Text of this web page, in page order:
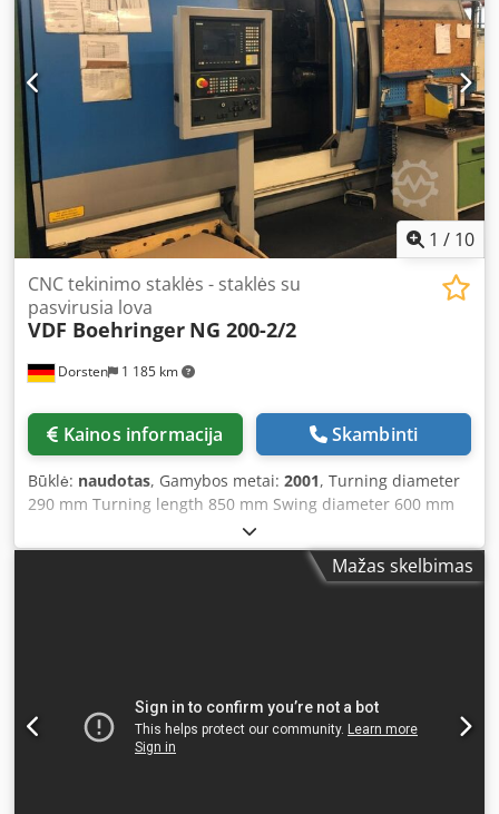
1 / 10
Dorsten 1 185 km
CNC tekinimo staklės - staklės su
pasvirusia lova
VDF Boehringer NG 200-2/2
Kainos informacija Skambinti
Būklė: naudotas, Gamybos metai: 2001, Turning diameter
290 mm Turning length 850 mm Swing diameter 600 mm
Control Siemens Type 840 D mm Spindle bore 103 mm
Spindle speed 3000 rpm Driven tools 3000 rpm Rapid
traverse - grinding spindle 25 m/min Total power
holders for internal and external machining, 20 driven
tools (10 of which are angle tools) Dkjdpeyqv Aujfx Aprer
The technical data are provided by the manufacturer or
Mažas skelbimas